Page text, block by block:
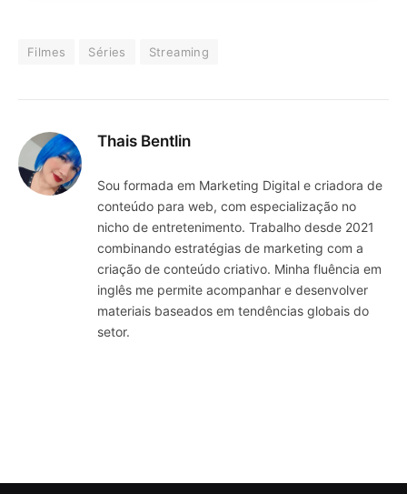
Filmes Séries Streaming
Thais Bentlin
Sou formada em Marketing Digital e criadora de
conteúdo para web, com especialização no
nicho de entretenimento. Trabalho desde 2021
combinando estratégias de marketing com a
criação de conteúdo criativo. Minha fluência em
inglês me permite acompanhar e desenvolver
materiais baseados em tendências globais do
setor.